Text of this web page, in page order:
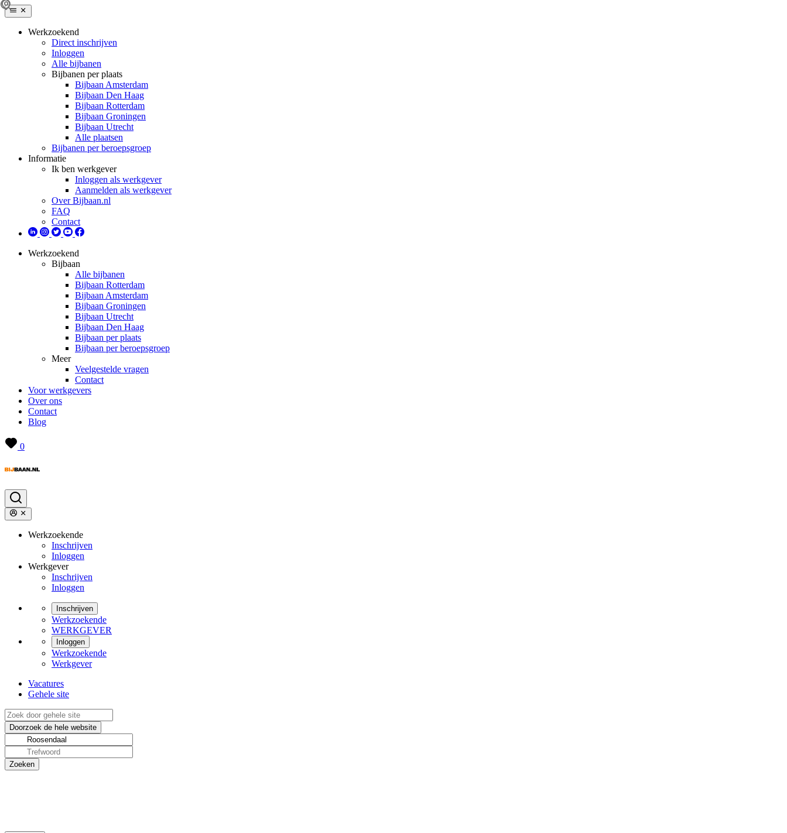
Werkzoekend
Direct inschrijven
Inloggen
Alle bijbanen
Bijbanen per plaats
Bijbaan Amsterdam
Bijbaan Den Haag
Bijbaan Rotterdam
Bijbaan Groningen
Bijbaan Utrecht
Alle plaatsen
Bijbanen per beroepsgroep
Informatie
Ik ben werkgever
Inloggen als werkgever
Aanmelden als werkgever
Over Bijbaan.nl
FAQ
Contact
Werkzoekend
Bijbaan
Alle bijbanen
Bijbaan Rotterdam
Bijbaan Amsterdam
Bijbaan Groningen
Bijbaan Utrecht
Bijbaan Den Haag
Bijbaan per plaats
Bijbaan per beroepsgroep
Meer
Veelgestelde vragen
Contact
Voor werkgevers
Over ons
Contact
Blog
0
Werkzoekende
Inschrijven
Inloggen
Werkgever
Inschrijven
Inloggen
Inschrijven
Werkzoekende
WERKGEVER
Inloggen
Werkzoekende
Werkgever
Vacatures
Gehele site